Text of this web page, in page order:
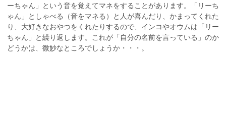
ーちゃん」という音を覚えてマネをすることがあります。「リーち
ゃん」としゃべる（音をマネる）と人が喜んだり、かまってくれた
り、大好きなおやつをくれたりするので、インコやオウムは「リー
ちゃん」と繰り返します。これが「自分の名前を言っている」のか
どうかは、微妙なところでしょうか・・・。